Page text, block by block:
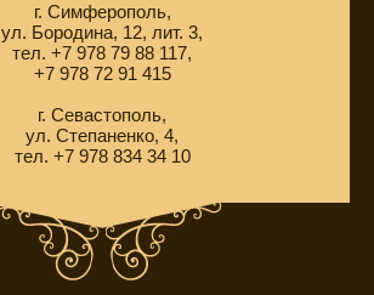
г. Симферополь,
ул. Бородина, 12, лит. 3,
тел. +7 978 79 88 117,
+7 978 72 91 415
г. Севастополь,
ул. Степаненко, 4,
тел. +7 978 834 34 10